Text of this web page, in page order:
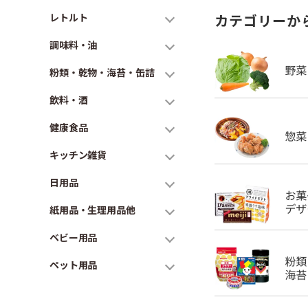
レトルト
調味料・油
粉類・乾物・海苔・缶詰
飲料・酒
健康食品
キッチン雑貨
日用品
紙用品・生理用品他
ベビー用品
ペット用品
カテゴリーか